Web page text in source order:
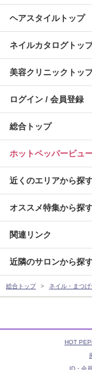
ヘアスタイルトップ
ネイルカタログトッ
美容クリニックトッ
ログイン / 会員登録
総合トップ
ホットペッパービュ
近くのエリアから探
オススメ特集から探
関連リンク
近隣のサロンから探
総合トップ ネイル・まつ
HOT
ID・会